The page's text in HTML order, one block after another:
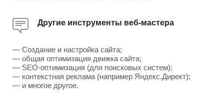
Другие инструменты веб-мастера
— Создание и настройка сайта;
— общая оптимизация движка сайта;
— SEO-оптимизация (для поисковых систем);
— контекстная реклама (например Яндекс.Директ);
— и многое другое.